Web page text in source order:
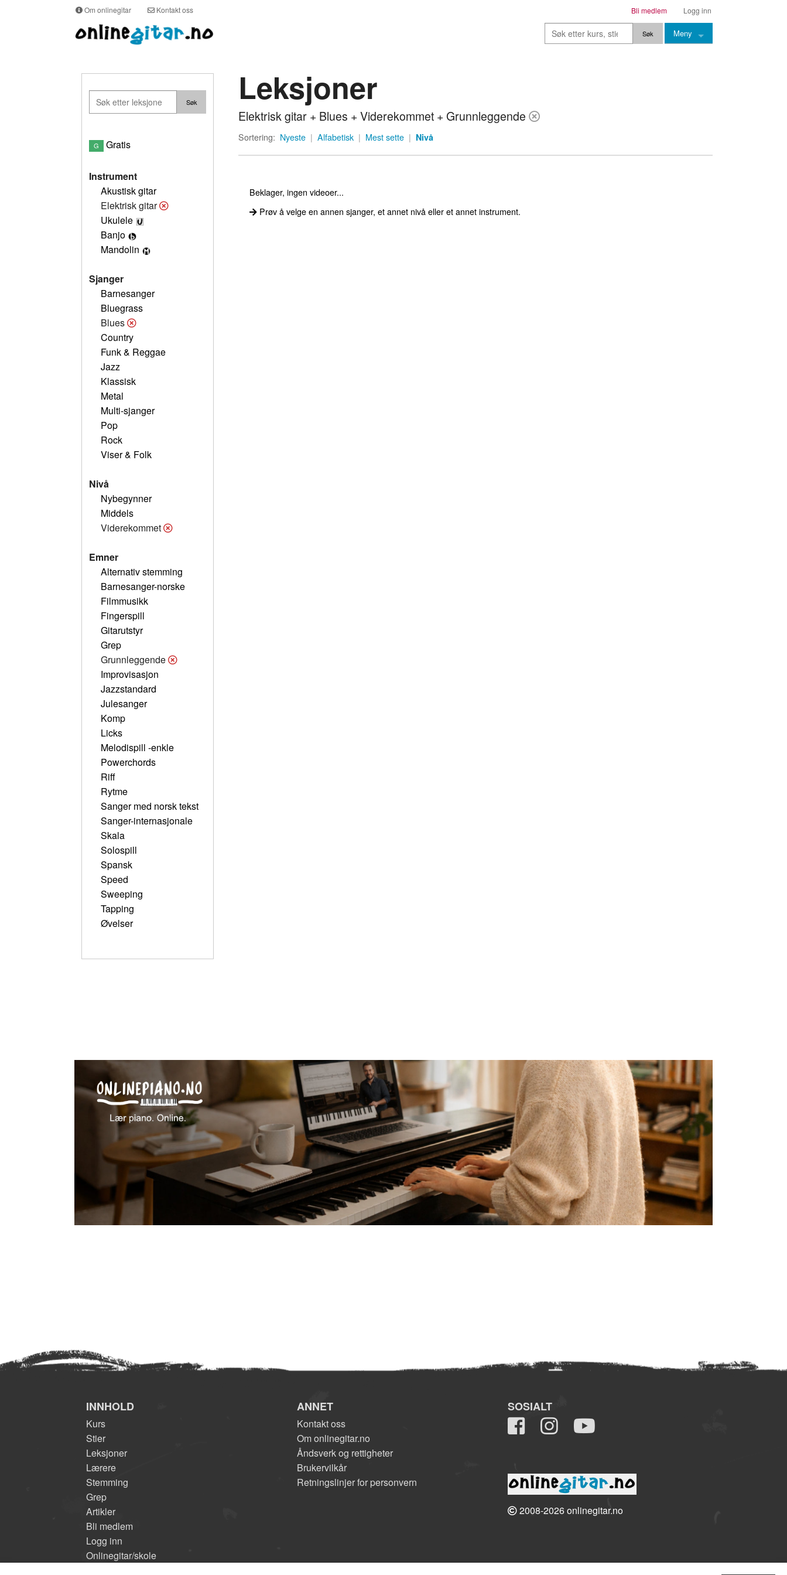
Om onlinegitar Kontakt oss Logg inn
Bli medlem
Meny
Stemming
G Gratis
Instrument
Akustisk gitar
Elektrisk gitar
Ukulele
Banjo
Mandolin
Sjanger
Barnesanger
Bluegrass
Blues
Country
Funk & Reggae
Jazz
Klassisk
Metal
Multi-sjanger
Pop
Rock
Viser & Folk
Nivå
Nybegynner
Middels
Viderekommet
Emner
Alternativ stemming
Barnesanger-norske
Filmmusikk
Fingerspill
Gitarutstyr
Grep
Grunnleggende
Improvisasjon
Jazzstandard
Julesanger
Komp
Licks
Melodispill -enkle
Powerchords
Riff
Rytme
Sanger med norsk tekst
Sanger-internasjonale
Skala
Solospill
Spansk
Speed
Sweeping
Tapping
Øvelser
Leksjoner
Elektrisk gitar + Blues + Viderekommet + Grunnleggende
Sortering: Nyeste | Alfabetisk | Mest sette | Nivå
Beklager, ingen videoer...
Prøv å velge en annen sjanger, et annet nivå eller et annet instrument.
INNHOLD
Kurs
Stier
Leksjoner
Lærere
Stemming
Grep
Artikler
Bli medlem
Logg inn
Onlinegitar/skole
ANNET
Kontakt oss
Om onlinegitar.no
Åndsverk og rettigheter
Brukervilkår
Retningslinjer for personvern
SOSIALT
2008-2026 onlinegitar.no